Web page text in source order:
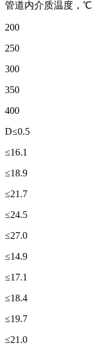
管道内介质温度，℃
200
250
300
350
400
D≤0.5
≤16.1
≤18.9
≤21.7
≤24.5
≤27.0
≤14.9
≤17.1
≤18.4
≤19.7
≤21.0